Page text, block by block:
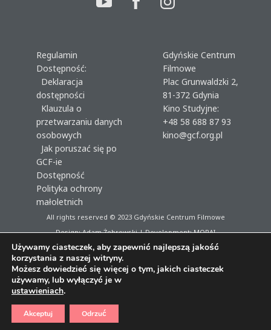
Regulamin
Dostępność:
Deklaracja
dostępności
Klauzula o
przetwarzaniu danych
osobowych
Jak poruszać się po
GCF-ie
Dostępność
Polityka ochrony
małoletnich
Gdyńskie Centrum
Filmowe
Plac Grunwaldzki 2,
81-372 Gdynia
Kino Studyjne:
+48 58 688 87 93
kino@gcf.org.pl
All rights reserved © 2023Gdyńskie Centrum Filmowe
Design: Adam Żebrowski | Development:MORAI
Używamy ciasteczek, aby zapewnić najlepszą jakość
korzystania z naszej witryny.
Możesz dowiedzieć się więcej o tym, jakich ciasteczek
używamy, lub wyłączyć je w
ustawieniach.
Akceptuj Odrzuć